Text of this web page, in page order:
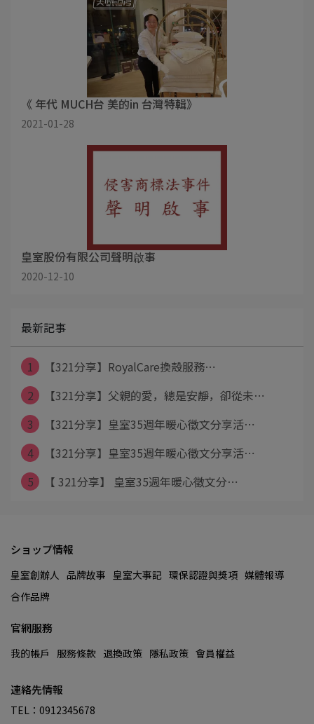
《 年代 MUCH台 美的in 台灣特輯》
2021-01-28
皇室股份有限公司聲明啟事
2020-12-10
最新記事
1
【321分享】RoyalCare換殼服務⋯
2
【321分享】父親的愛，總是安靜，卻從未⋯
3
【321分享】皇室35週年暖心徵文分享活⋯
4
【321分享】皇室35週年暖心徵文分享活⋯
5
【 321分享】 皇室35週年暖心徵文分⋯
ショップ情報
皇室創辦人 品牌故事 皇室大事記 環保認證與獎項 媒體報導
合作品牌
官網服務
我的帳戶 服務條款 退換政策 隱私政策 會員權益
連絡先情報
TEL：0912345678